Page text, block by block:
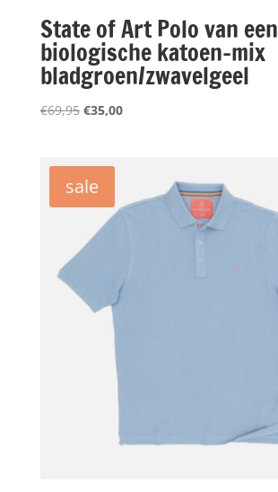
State of Art Polo van een
biologische katoen-mix
bladgroen/zwavelgeel
€69,95 Oorspronkelijke
€69,95.
€35,00Huidige
sale